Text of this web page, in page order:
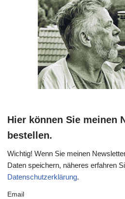
Hier können Sie meinen
bestellen.
Wichtig! Wenn Sie meinen
Daten speichern, näheres erfahren
Datenschutzerklärung.
Email